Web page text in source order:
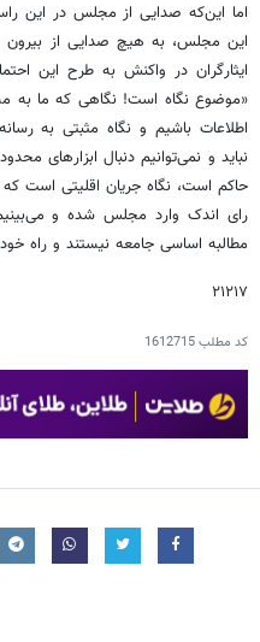
اما این‌که صدایی از مجلس در این
این مجلس، به هیچ صدایی از
ایثارگران در واکنش به طرح این
«موضوع نگاه است! نگاهی که ما به
اطلاعات باشیم و نگاه مثبتی به
نباید و نمی‌توانیم دنبال ابزارهای
حاکم است، نگاه جریان اقلیتی است که
رای اندک وارد مجلس شده و
مطالبه اساسی جامعه نیستند و راه
۲۱۲۱۷
کد مطلب1612715